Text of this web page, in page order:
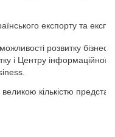
експорту та
розвитку бізнесу
і Центру інформаційної
великою кількістю